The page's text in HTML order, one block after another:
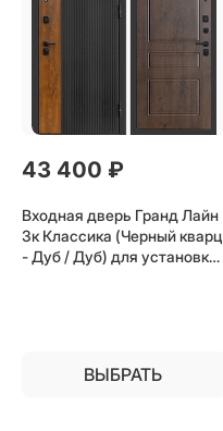
43 400 ₽
Входная дверь Гранд Лайн
3к Классика (Черный кварц
- Дуб / Дуб) для установки
ВЫБРАТЬ